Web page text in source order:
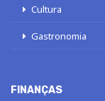
Cultura
Gastronomia
FINANÇAS